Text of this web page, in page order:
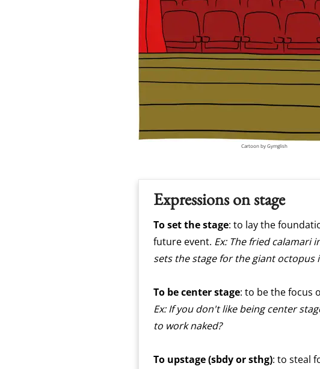
Cartoon by Gymglish
Expressions on stage
To set the stage: to lay the
future event. Ex: The fried calamari
sets the stage for the giant octopus
To be center stage: to be the focus
Ex: If you don't like being center
to work naked?
To upstage (sbdy or sthg): to steal